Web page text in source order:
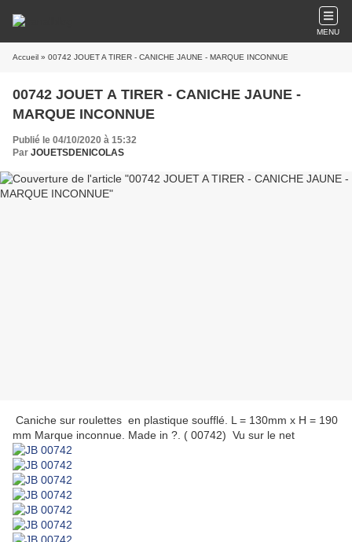
MENU
Accueil » 00742 JOUET A TIRER - CANICHE JAUNE - MARQUE INCONNUE
00742 JOUET A TIRER - CANICHE JAUNE -
MARQUE INCONNUE
Publié le 04/10/2020 à 15:32
Par JOUETSDENICOLAS
Caniche sur roulettes en plastique soufflé. L = 130mm x H = 190
mm Marque inconnue. Made in ?. ( 00742) Vu sur le net